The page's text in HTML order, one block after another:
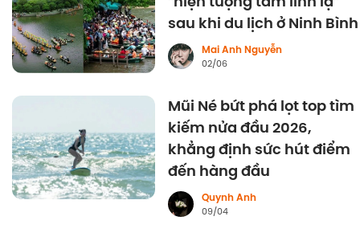
sau khi du lịch ở Ninh Bình
Mai Anh Nguyễn
02/06
Mũi Né bứt phá lọt top tìm
kiếm nửa đầu 2026,
khẳng định sức hút điểm
đến hàng đầu
Quynh Anh
09/04